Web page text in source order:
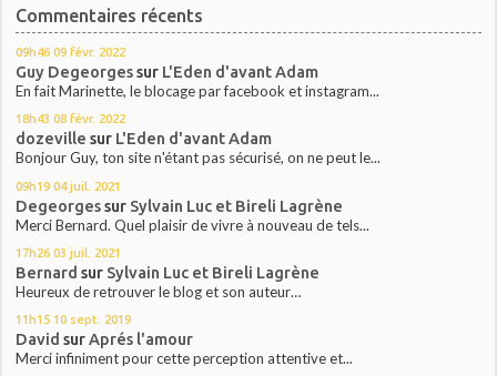
Commentaires récents
09h46 09 févr. 2022
Guy Degeorgessur L'Eden d'avant Adam
En fait Marinette, le blocage par facebook et instagram...
18h43 08 févr. 2022
dozeville sur L'Eden d'avant Adam
Bonjour Guy, ton site n'étant pas sécurisé, on ne peut le...
09h19 04 juil. 2021
Degeorgessur Sylvain Luc et Bireli Lagrène
Merci Bernard. Quel plaisir de vivre à nouveau de tels...
17h26 03 juil. 2021
Bernard sur Sylvain Luc et Bireli Lagrène
Heureux de retrouver le blog et son auteur…
11h15 10 sept. 2019
David surAprés l'amour
Merci infiniment pour cette perception attentive et...